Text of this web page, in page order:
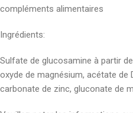
compléments alimentaires
Ingrédients:
Sulfate de glucosamine à partir
oxyde de magnésium, acétate de
carbonate de zinc, gluconate de